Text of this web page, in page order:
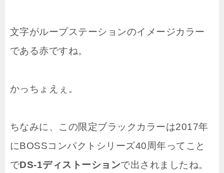
文字がループステーションのイメージカラー
である赤ですね。
かっちょえぇ。
ちなみに、この限定ブラックカラーは2017年
にBOSSコンパクトシリーズ40周年ってこと
でDS-1ディストーションで出されましたね。